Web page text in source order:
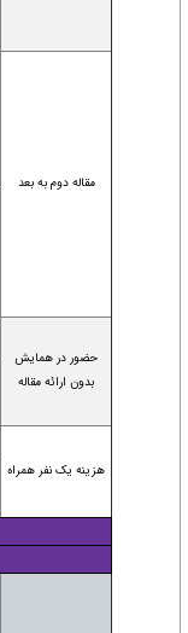
مقاله دوم به بعد
حضور در همایش
بدون ارائه مقاله
هزینه یک نفر همراه